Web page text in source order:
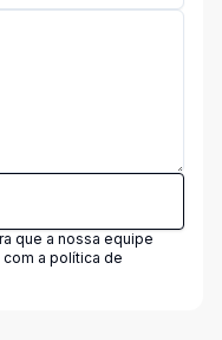
que a nossa equipe
a política de